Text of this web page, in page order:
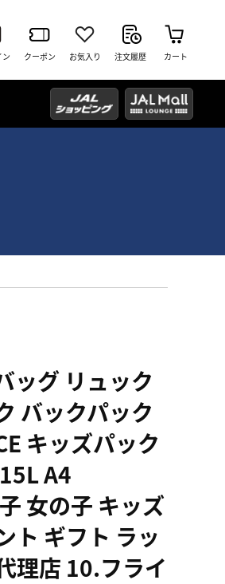
ン クーポン お気入り 注文履歴 カート
ッグ リュック
バックパック
キッズパック
A4
女の子 キッズ
ト ギフト ラッ
理店 10.フライ